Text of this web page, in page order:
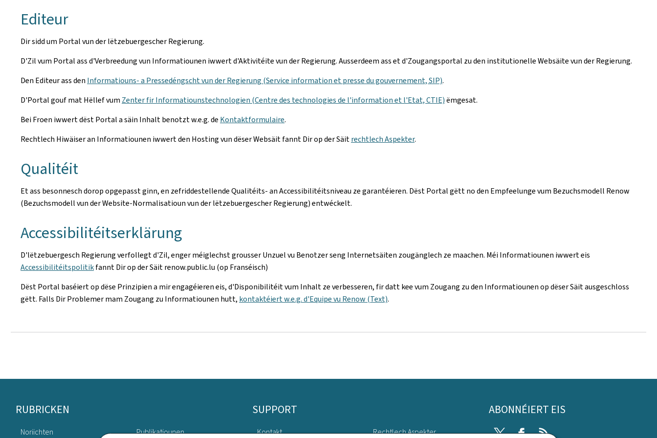
Editeur
Dir sidd um Portal vun der lëtzebuergescher Regierung.
D'Zil vum Portal ass d'Verbreedung vun Informatiounen iwwert d'Aktivitéite vun der Regierung. Ausserdeem ass et d'Zougangsportal zu den institutionelle Websäite vun der Regierung.
Den Editeur ass den Informatiouns- a Pressedéngscht vun der Regierung (Service information et presse du gouvernement, SIP).
D'Portal gouf mat Hëllef vum Zenter fir Informatiounstechnologien (Centre des technologies de l'information et l'Etat, CTIE)ëmgesat.
Bei Froen iwwert dëst Portal a säin Inhalt benotzt w.e.g. de Kontaktformulaire.
Rechtlech Hiwäiser an Informatiounen iwwert den Hosting vun dëser Websäit fannt Dir op der Säitrechtlech Aspekter.
Qualitéit
Et ass besonnesch dorop opgepasst ginn, en zefriddestellende Qualitéits- an Accessibilitéitsniveau ze garantéieren. Dëst Portal gëtt no den Empfeelunge vum Bezuchsmodell Renow
(Bezuchsmodell vun der Website-Normalisatioun vun der lëtzebuergescher Regierung) entwéckelt.
Accessibilitéitserklärung
D'lëtzebuergesch Regierung verfollegt d'Zil, enger méiglechst grousser Unzuel vu Benotzer seng Internetsäiten zougänglech ze maachen. Méi Informatiounen iwwert eis
Accessibilitéitspolitikfannt Dir op der Säit renow.public.lu (op Franséisch)
Dëst Portal baséiert op dëse Prinzipien a mir engagéieren eis, d'Disponibilitéit vum Inhalt ze verbesseren, fir datt kee vum Zougang zu den Informatiounen op dëser Säit ausgeschloss
gëtt. Falls Dir Problemer mam Zougang zu Informatiounen hutt, kontaktéiert w.e.g. d'Equipe vu Renow (Text).
Fousszeil
RUBRICKEN
Noriichten Publikatiounen
SUPPORT
Kontakt Rechtlech Aspekter
ABONNÉIERT EIS
TwitterFacebook
RSS